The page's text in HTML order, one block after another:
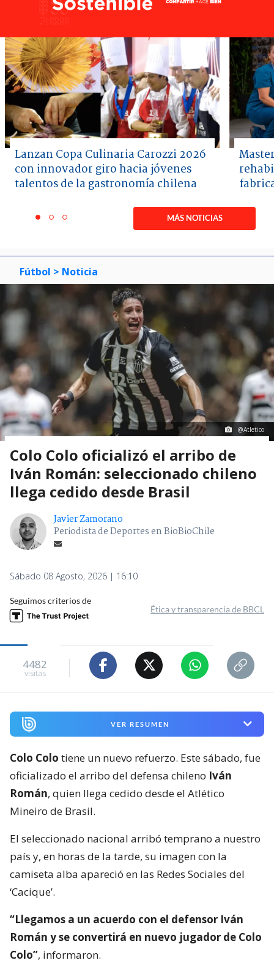
Lanzan Copa Culinaria Carozzi 2026
con innovador giro hacia jóvenes
talentos de la gastronomía chilena
itemitemitem
MÁS NOTICIAS
Fútbol > Noticia
@Atletico
Colo Colo oficializó el arribo de
Iván Román: seleccionado chileno
llega cedido desde Brasil
Javier Zamorano
Periodista de Deportes en BioBioChile
Sábado 08 Agosto, 2026 | 16:10
Seguimos criterios de
Ética y transparencia de BBCL
4482
visitas
VER RESUMEN
Colo Colo tiene un nuevo refuerzo. Este sábado, fue
oficializado el arribo del defensa chileno Iván
Román, quien llega cedido desde el Atlético
Mineiro de Brasil.
El seleccionado nacional arribó temprano a nuestro
país y, en horas de la tarde, su imagen con la
camiseta alba apareció en las Redes Sociales del
‘Cacique’.
“Llegamos a un acuerdo con el defensor Iván
Román y se convertirá en nuevo jugador de Colo
Colo”, informaron.